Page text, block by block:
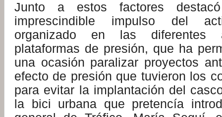
Junto a estos factores
imprescindible impulso del
organizado en las diferentes
plataformas de presión, que ha
una ocasión paralizar proyectos
efecto de presión que tuvieron los
para evitar la implantación del
la bici urbana que pretencía